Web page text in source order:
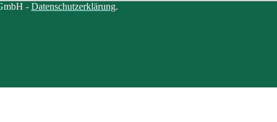
- Datenschutzerklärung.